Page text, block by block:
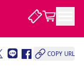
COPY URL